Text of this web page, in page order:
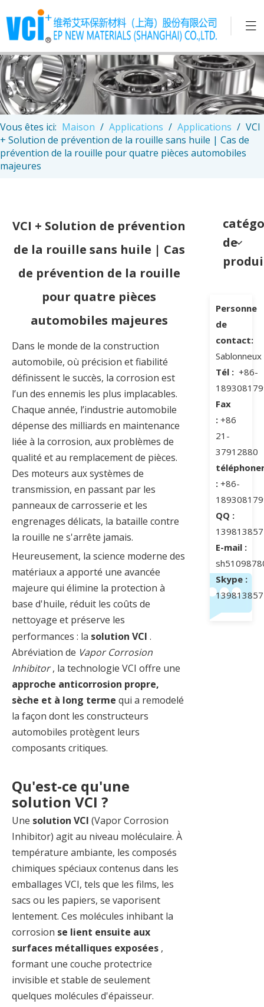
Vous êtes ici: Maison / Applications / Applications / VCI
+ Solution de prévention de la rouille sans huile | Cas de
prévention de la rouille pour quatre pièces automobiles
majeures
VCI + Solution de prévention
de la rouille sans huile | Cas
de prévention de la rouille
pour quatre pièces
automobiles majeures
Dans le monde de la construction
automobile, où précision et fiabilité
définissent le succès, la corrosion est
l’un des ennemis les plus implacables.
Chaque année, l’industrie automobile
dépense des milliards en maintenance
liée à la corrosion, aux problèmes de
qualité et au remplacement de pièces.
Des moteurs aux systèmes de
transmission, en passant par les
panneaux de carrosserie et les
engrenages délicats, la bataille contre
la rouille ne s'arrête jamais.
Heureusement, la science moderne des
matériaux a apporté une avancée
majeure qui élimine la protection à
base d'huile, réduit les coûts de
nettoyage et préserve les
performances : la solution VCI .
Abréviation de Vapor Corrosion
Inhibitor, la technologie VCI offre une
approche anticorrosion propre,
sèche et à long terme qui a remodelé
la façon dont les constructeurs
automobiles protègent leurs
composants critiques.
Qu'est-ce qu'une
solution VCI ?
Une solution VCI (Vapor Corrosion
Inhibitor) agit au niveau moléculaire. À
température ambiante, les composés
chimiques spéciaux contenus dans les
emballages VCI, tels que les films, les
sacs ou les papiers, se vaporisent
lentement. Ces molécules inhibant la
corrosion se lient ensuite aux
surfaces métalliques exposées ,
formant une couche protectrice
invisible et stable de seulement
quelques molécules d'épaisseur.
de
Personne
de
contact:
Sablonneux
Tél : +86-
Fax
: +86
21-
37912880
: +86-
QQ :
E-mail :
Skype :